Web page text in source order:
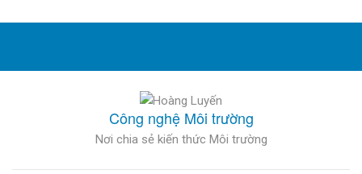
Công nghệ Môi trường
Nơi chia sẻ kiến thức Môi trường